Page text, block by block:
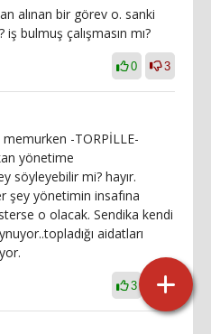
alınan bir görev o. sanki
iş bulmuş çalışmasın mı?
0 3
memurken -TORPİLLE-
yönetime
söyleyebilir mi? hayır.
şey yönetimin insafına
o olacak. Sendika kendi
aidatları
3 0